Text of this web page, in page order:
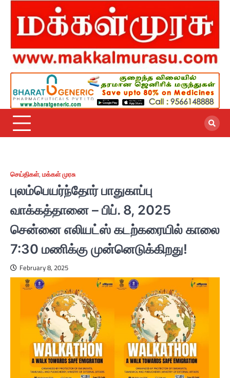
Skip
content
செய்திகள், மக்கள் முரசு
புலம்பெயர்ந்தோர் பாதுகாப்பு
வாக்கத்தானை – பிப். 8, 2025
சென்னை எலியட்ஸ் கடற்கரையில் காலை
7:30 மணிக்கு முன்னெடுக்கிறது!
February 8, 2025